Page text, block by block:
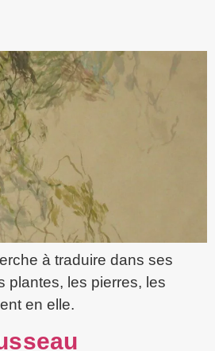
à traduire dans ses
plantes, les pierres, les
en elle.